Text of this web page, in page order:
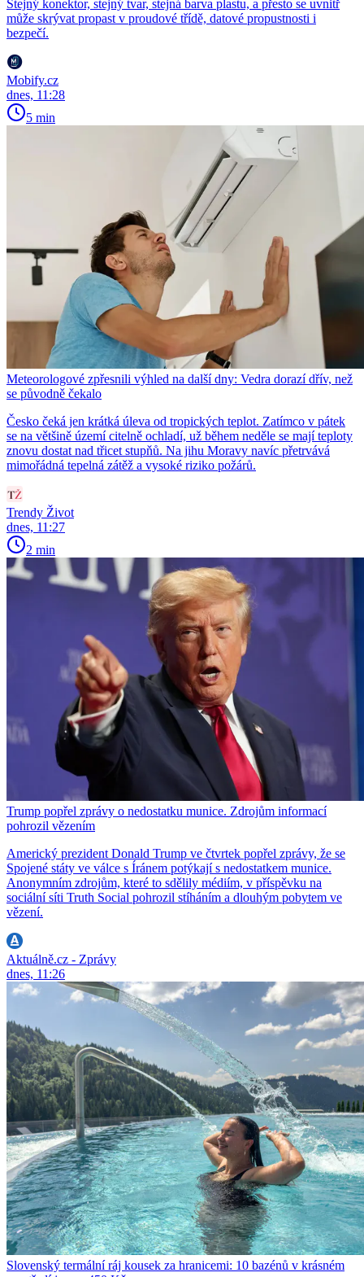
Stejný konektor, stejný tvar, stejná barva plastu, a přesto se uvnitř
může skrývat propast v proudové třídě, datové propustnosti i
bezpečí.
Mobify.cz
dnes, 11:28
5 min
Meteorologové zpřesnili výhled na další dny: Vedra dorazí dřív, než
se původně čekalo
Česko čeká jen krátká úleva od tropických teplot. Zatímco v pátek
se na většině území citelně ochladí, už během neděle se mají teploty
znovu dostat nad třicet stupňů. Na jihu Moravy navíc přetrvává
mimořádná tepelná zátěž a vysoké riziko požárů.
Trendy Život
dnes, 11:27
2 min
Trump popřel zprávy o nedostatku munice. Zdrojům informací
pohrozil vězením
Americký prezident Donald Trump ve čtvrtek popřel zprávy, že se
Spojené státy ve válce s Íránem potýkají s nedostatkem munice.
Anonymním zdrojům, které to sdělily médiím, v příspěvku na
sociální síti Truth Social pohrozil stíháním a dlouhým pobytem ve
vězení.
Aktuálně.cz - Zprávy
dnes, 11:26
Slovenský termální ráj kousek za hranicemi: 10 bazénů v krásném